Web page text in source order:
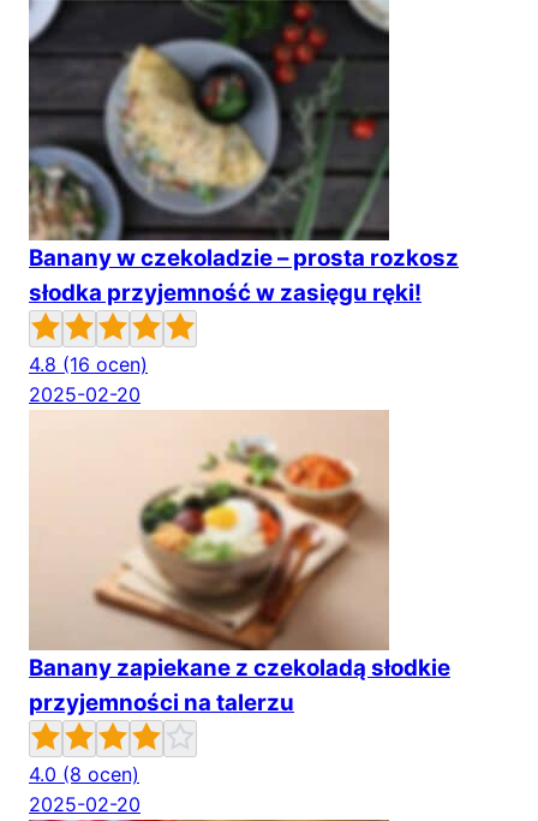
Banany w czekoladzie – prosta rozkosz
słodka przyjemność w zasięgu ręki!
4.8 (16 ocen)
2025-02-20
Banany zapiekane z czekoladą słodkie
przyjemności na talerzu
4.0 (8 ocen)
2025-02-20